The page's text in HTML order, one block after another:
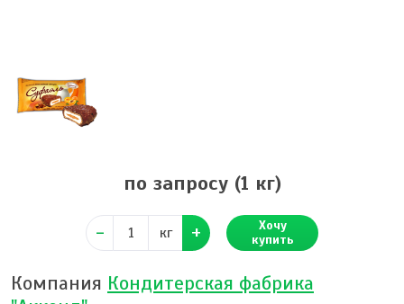
по запросу (1 кг)
кг
Хочу
купить
Компания Кондитерская фабрика